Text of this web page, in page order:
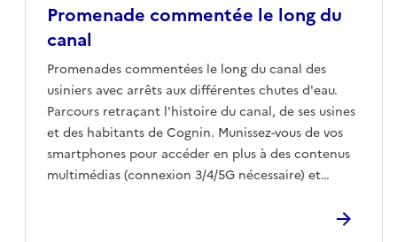
Promenade commentée le long du
canal
Promenades commentées le long du canal des
usiniers avec arrêts aux différentes chutes d'eau.
Parcours retraçant l'histoire du canal, de ses usines
et des habitants de Cognin. Munissez-vous de vos
smartphones pour accéder en plus à des contenus
multimédias (connexion 3/4/5G nécessaire) et